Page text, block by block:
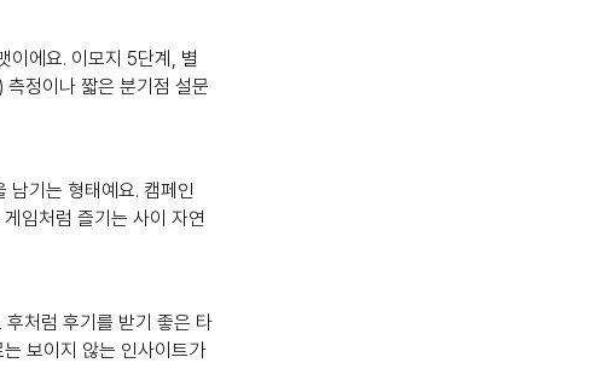
이에요. 이모지 5단계, 별
정이나 짧은 분기점 설문
기는 형태예요. 캠페인
임처럼 즐기는 사이 자연
처럼 후기를 받기 좋은 타
보이지 않는 인사이트가